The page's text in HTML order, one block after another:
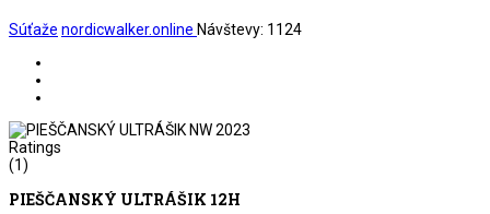
Súťaže nordicwalker.online Návštevy: 1124
Ratings
(1)
PIEŠČANSKÝ ULTRÁŠIK 12H